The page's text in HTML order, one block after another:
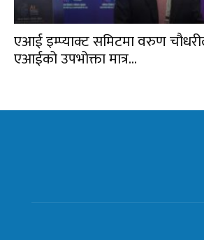
एआई इम्प्याक्ट समिटमा वरुण
एआईको उपभोक्ता मात्र...